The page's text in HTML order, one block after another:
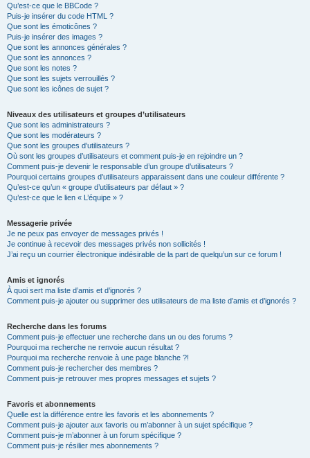
Qu’est-ce que le BBCode ?
Puis-je insérer du code HTML ?
Que sont les émoticônes ?
Puis-je insérer des images ?
Que sont les annonces générales ?
Que sont les annonces ?
Que sont les notes ?
Que sont les sujets verrouillés ?
Que sont les icônes de sujet ?
Niveaux des utilisateurs et groupes d’utilisateurs
Que sont les administrateurs ?
Que sont les modérateurs ?
Que sont les groupes d’utilisateurs ?
Où sont les groupes d’utilisateurs et comment puis-je en rejoindre un ?
Comment puis-je devenir le responsable d’un groupe d’utilisateurs ?
Pourquoi certains groupes d’utilisateurs apparaissent dans une couleur différente ?
Qu’est-ce qu’un « groupe d’utilisateurs par défaut » ?
Qu’est-ce que le lien « L’équipe » ?
Messagerie privée
Je ne peux pas envoyer de messages privés !
Je continue à recevoir des messages privés non sollicités !
J’ai reçu un courrier électronique indésirable de la part de quelqu’un sur ce forum !
Amis et ignorés
À quoi sert ma liste d’amis et d’ignorés ?
Comment puis-je ajouter ou supprimer des utilisateurs de ma liste d’amis et d’ignorés ?
Recherche dans les forums
Comment puis-je effectuer une recherche dans un ou des forums ?
Pourquoi ma recherche ne renvoie aucun résultat ?
Pourquoi ma recherche renvoie à une page blanche ?!
Comment puis-je rechercher des membres ?
Comment puis-je retrouver mes propres messages et sujets ?
Favoris et abonnements
Quelle est la différence entre les favoris et les abonnements ?
Comment puis-je ajouter aux favoris ou m’abonner à un sujet spécifique ?
Comment puis-je m’abonner à un forum spécifique ?
Comment puis-je résilier mes abonnements ?